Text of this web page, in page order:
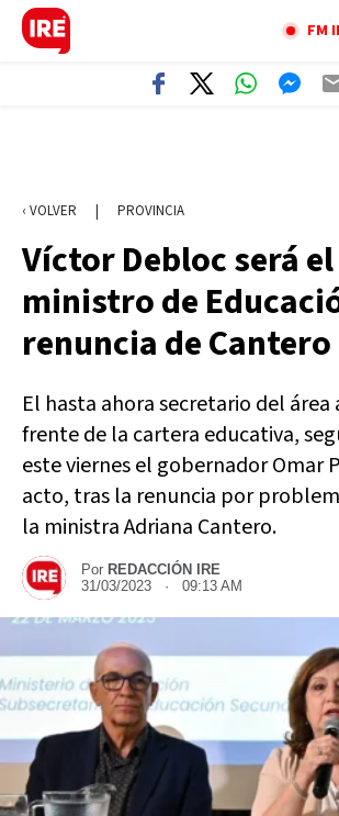
FM
‹ VOLVER | PROVINCIA
Víctor Debloc será
ministro de
renuncia de Cantero
El hasta ahora secretario del área
frente de la cartera educativa,
este viernes el gobernador Omar
acto, tras la renuncia por
la ministra Adriana Cantero.
Por REDACCIÓN IRE
31/03/2023 · 09:13 AM